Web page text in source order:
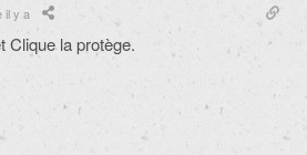
il y a
Clique la protège.